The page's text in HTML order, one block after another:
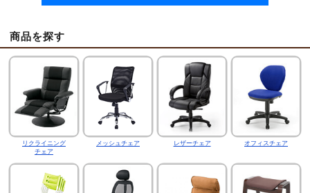
商品を探す
リクライニング
チェア
メッシュチェア レザーチェア オフィスチェア